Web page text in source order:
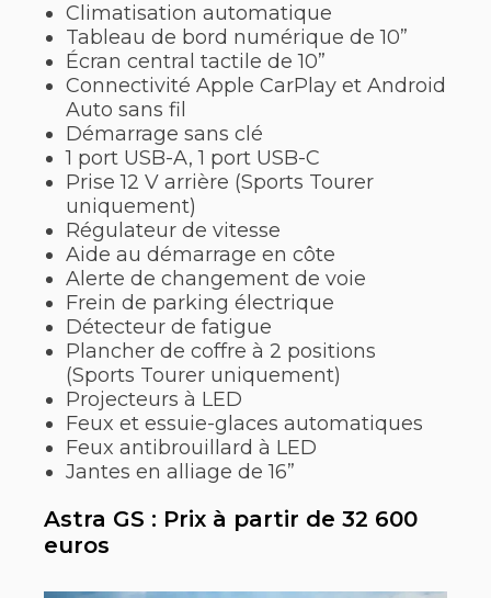
Climatisation automatique
Tableau de bord numérique de 10”
Écran central tactile de 10”
Connectivité Apple CarPlay et Android
Auto sans fil
Démarrage sans clé
1 port USB-A, 1 port USB-C
Prise 12 V arrière (Sports Tourer
uniquement)
Régulateur de vitesse
Aide au démarrage en côte
Alerte de changement de voie
Frein de parking électrique
Détecteur de fatigue
Plancher de coffre à 2 positions
(Sports Tourer uniquement)
Projecteurs à LED
Feux et essuie-glaces automatiques
Feux antibrouillard à LED
Jantes en alliage de 16”
Astra GS : Prix à partir de 32 600
euros